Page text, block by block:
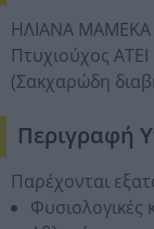
ΗΛΙΑΝΑ ΜΑΜΕΚΑ
Πτυχιούχος
(Σακχαρώδη
Περιγραφή
Παρέχονται
Φυσιολογικές